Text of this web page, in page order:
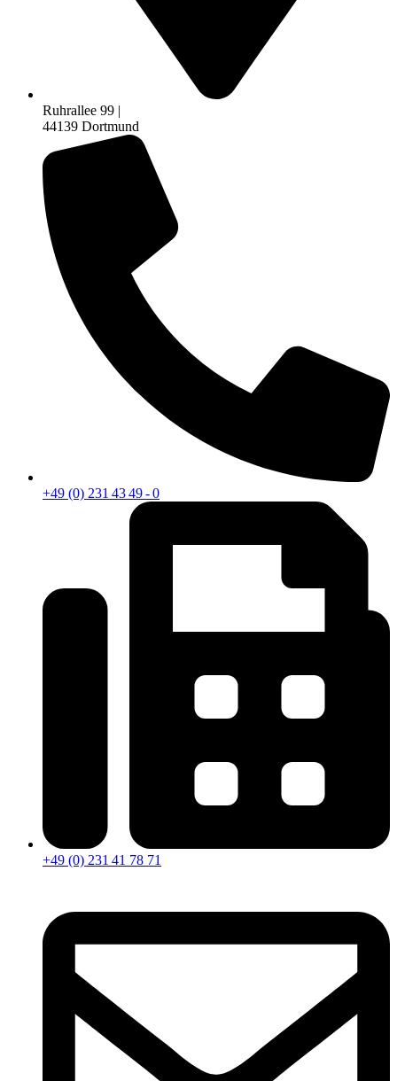
Ruhrallee 99 |
44139 Dortmund
+49 (0) 231 43 49 - 0
+49 (0) 231 41 78 71